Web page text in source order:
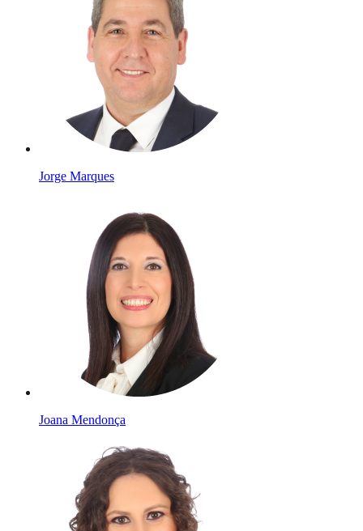
Jorge Marques
Joana Mendonça